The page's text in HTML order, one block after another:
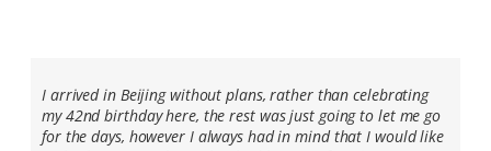
I arrived in Beijing without plans, rather than celebrating
my 42nd birthday here, the rest was just going to let me go
for the days, however I always had in mind that I would like